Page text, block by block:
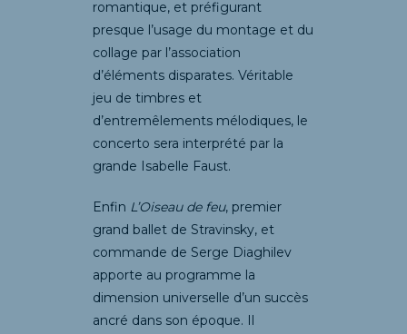
romantique, et préfigurant
presque l’usage du montage et du
collage par l’association
d’éléments disparates. Véritable
jeu de timbres et
d’entremêlements mélodiques, le
concerto sera interprété par la
grande Isabelle Faust.
Enfin L’Oiseau de feu, premier
grand ballet de Stravinsky, et
commande de Serge Diaghilev
apporte au programme la
dimension universelle d’un succès
ancré dans son époque. Il